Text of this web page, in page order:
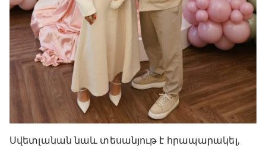
Սվետլանան նաև տեսանյութ է հրապարակել,